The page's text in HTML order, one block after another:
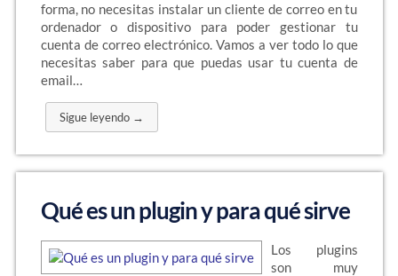
forma, no necesitas instalar un cliente de correo en tu
ordenador o dispositivo para poder gestionar tu
cuenta de correo electrónico. Vamos a ver todo lo que
necesitas saber para que puedas usar tu cuenta de
email…
Sigue leyendo →
Qué es un plugin y para qué sirve
Los plugins
son muy